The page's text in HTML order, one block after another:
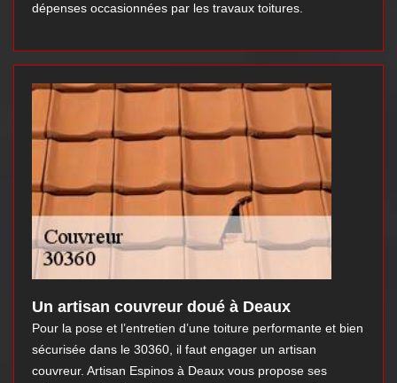
dépenses occasionnées par les travaux toitures.
Un artisan couvreur doué à Deaux
Pour la pose et l’entretien d’une toiture performante et bien
sécurisée dans le 30360, il faut engager un artisan
couvreur. Artisan Espinos à Deaux vous propose ses